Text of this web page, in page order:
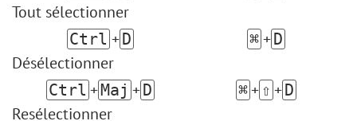
Tout sélectionner
Ctrl +D ⌘ +D
Désélectionner
Ctrl +Maj +D ⌘+ ⇧ +D
Resélectionner